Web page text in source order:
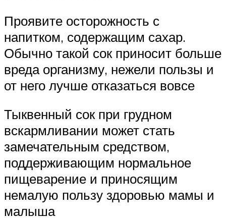
Проявите осторожность с
напитком, содержащим сахар.
Обычно такой сок приносит больше
вреда организму, нежели пользы и
от него лучше отказаться вовсе
Тыквенный сок при грудном
вскармливании может стать
замечательным средством,
поддерживающим нормальное
пищеварение и приносящим
немалую пользу здоровью мамы и
малыша